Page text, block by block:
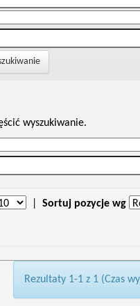
wyszukiwanie.
Sortuj pozycje wg
Rezultaty 1-1 z 1 (Czas